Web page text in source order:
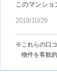
このマンショ
2018/10/29
※これらの口コ
物件を客観